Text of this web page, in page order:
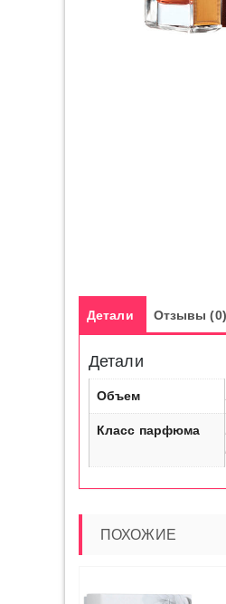
Детали Отзывы (0)
Детали
Объем
Класс парфюма
ПОХОЖИЕ